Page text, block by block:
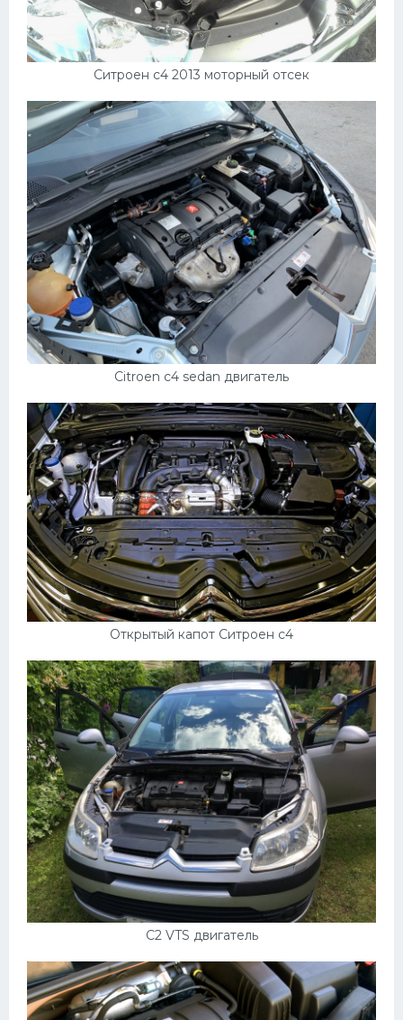
Ситроен с4 2013 моторный отсек
Citroen c4 sedan двигатель
Открытый капот Ситроен с4
C2 VTS двигатель